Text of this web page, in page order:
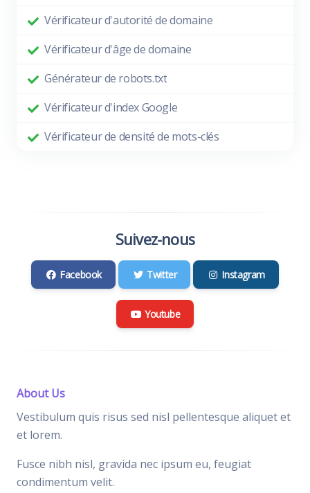
Vérificateur d'autorité de domaine
Vérificateur d'âge de domaine
Générateur de robots.txt
Vérificateur d'index Google
Vérificateur de densité de mots-clés
Suivez-nous
Facebook Twitter Instagram
Youtube
About Us
Vestibulum quis risus sed nisl pellentesque aliquet et
et lorem.
Fusce nibh nisl, gravida nec ipsum eu, feugiat
condimentum velit.